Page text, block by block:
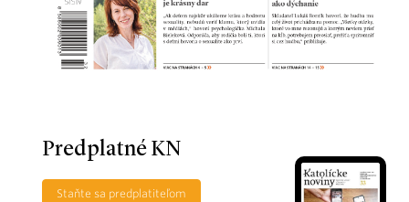
Predplatné KN
Staňte sa predplatiteľom